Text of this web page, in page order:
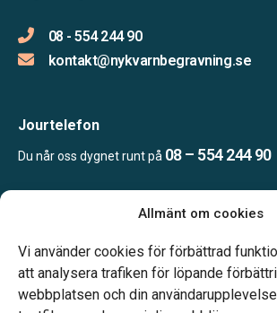
Allmänt om cookies
Vi använder cookies för förbättrad
att analysera trafiken för löpande
webbplatsen och din
08 - 554 244 90
kontakt@nykvarnbegravning.se
Jourtelefon
Du når oss dygnet runt på 08 – 554 244 90
Mån & Ons: 13.30 – 16.30
Annan tid efter överenskommelse